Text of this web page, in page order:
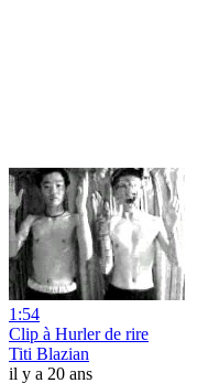
1:54
Clip à Hurler de rire
Titi Blazian
il y a 20 ans